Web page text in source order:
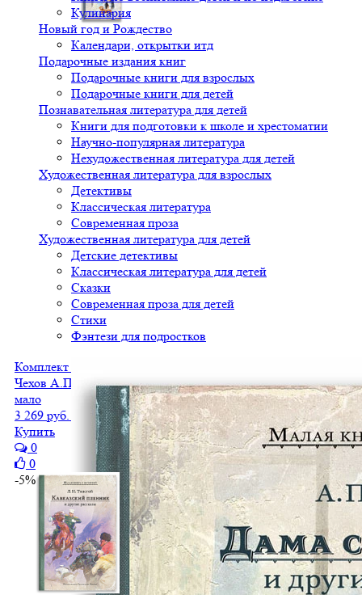
Кулинария
Новый год и Рождество
Календари, открытки итд
Подарочные издания книг
Подарочные книги для взрослых
Подарочные книги для детей
Познавательная литература для детей
Книги для подготовки к школе и хрестоматии
Научно-популярная литература
Нехудожественная литература для детей
Художественная литература для взрослых
Детективы
Классическая литература
Современная проза
Художественная литература для детей
Детские детективы
Классическая литература для детей
Сказки
Современная проза для детей
Стихи
Фэнтези для подростков
Комплект "Каштанка.Вишневый сад. Дама с собачкой"
Чехов А.П.
мало
3 269 руб.
3 106 руб.
Купить
0
0
-5%